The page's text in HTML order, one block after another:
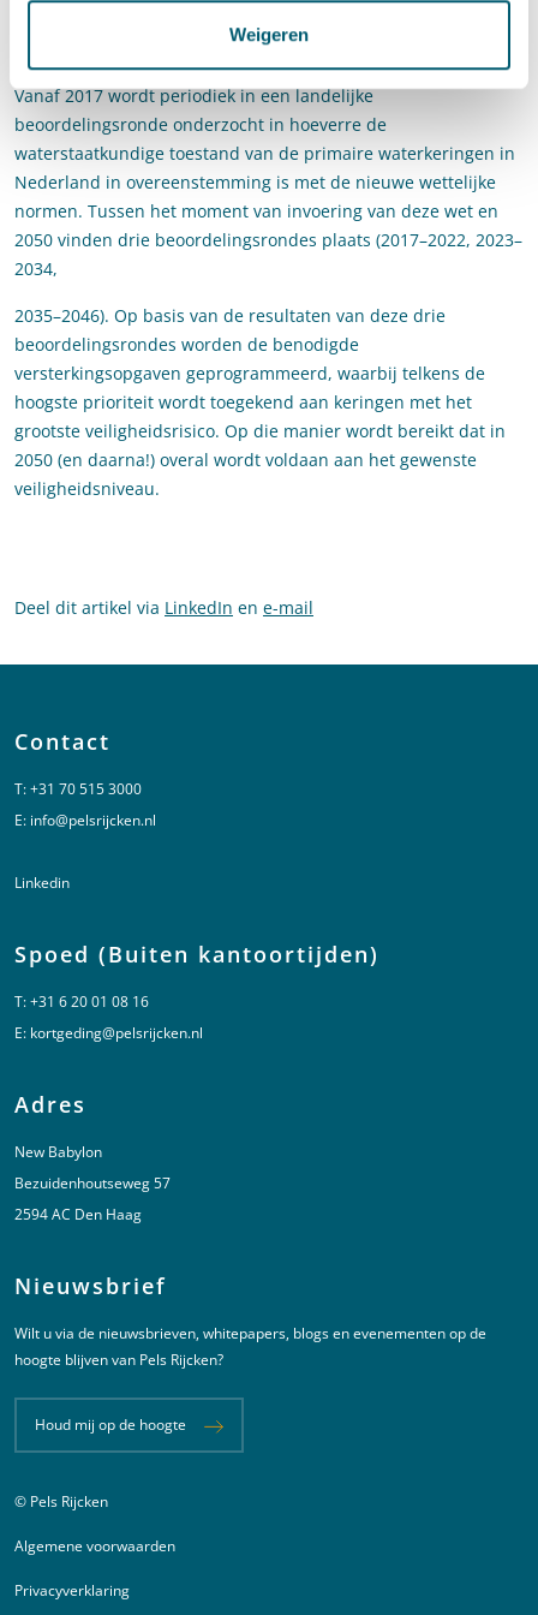
Weigeren
geanticipeerd op de toekomst, om zo een ramp voor te blijven.
Vanaf 2017 wordt periodiek in een landelijke
beoordelingsronde onderzocht in hoeverre de
waterstaatkundige toestand van de primaire waterkeringen in
Nederland in overeenstemming is met de nieuwe wettelijke
normen. Tussen het moment van invoering van deze wet en
2050 vinden drie beoordelingsrondes plaats (2017–2022, 2023–
2034,
2035–2046). Op basis van de resultaten van deze drie
beoordelingsrondes worden de benodigde
versterkingsopgaven geprogrammeerd, waarbij telkens de
hoogste prioriteit wordt toegekend aan keringen met het
grootste veiligheidsrisico. Op die manier wordt bereikt dat in
2050 (en daarna!) overal wordt voldaan aan het gewenste
veiligheidsniveau.
Deel dit artikel via LinkedIn en e-mail
Contact
T:+31 70 515 3000
E: info@pelsrijcken.nl
Linkedin
Spoed (Buiten kantoortijden)
T:+31 6 20 01 08 16
E: kortgeding@pelsrijcken.nl
Adres
New Babylon
Bezuidenhoutseweg 57
2594 AC Den Haag
Nieuwsbrief
Wilt u via de nieuwsbrieven, whitepapers, blogs en evenementen op de
hoogte blijven van Pels Rijcken?
Houd mij op de hoogte
Juridische informatie
© Pels Rijcken
Algemene voorwaarden
Privacyverklaring